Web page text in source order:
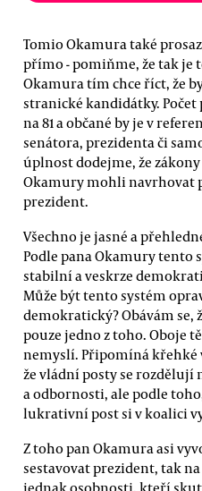
Tomio Okamura také
přímo - pomiňme, že tak je
Okamura tím chce říct, že
stranické kandidátky. Počet
na 81 a občané by je v
senátora, prezidenta či
úplnost dodejme, že
Okamury mohli navrhovat
prezident.
Všechno je jasné a
Podle pana Okamury tento
stabilní a veskrze
Může být tento systém
demokratický? Obávám se,
pouze jedno z toho. Oboje
nemyslí. Připomíná křehké
že vládní posty se
a odbornosti, ale podle
lukrativní post si v koalici
Z toho pan Okamura asi
sestavovat prezident, tak